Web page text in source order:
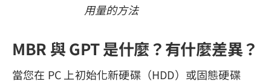
用量的方法
MBR 與 GPT 是什麼？有什麼差異？
當您在 PC 上初始化新硬碟（HDD）或固態硬碟